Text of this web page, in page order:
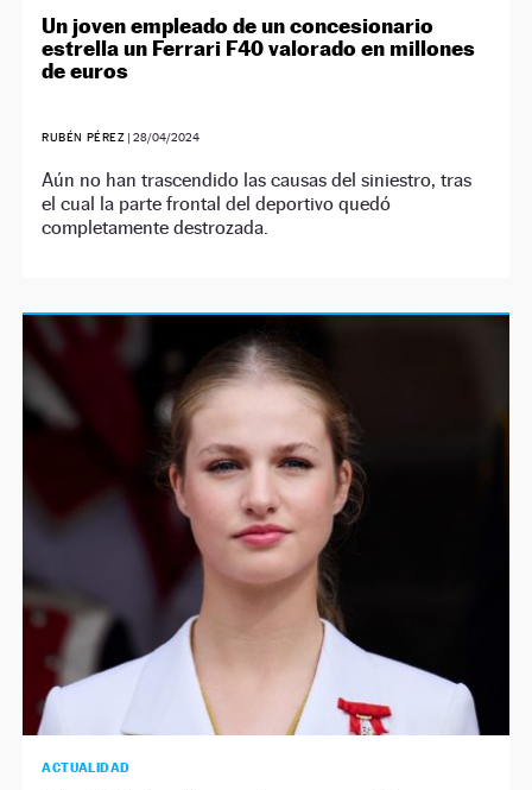
Un joven empleado de un concesionario
estrella un Ferrari F40 valorado en millones
de euros
RUBÉN PÉREZ |28/04/2024
Aún no han trascendido las causas del siniestro, tras
el cual la parte frontal del deportivo quedó
completamente destrozada.
ACTUALIDAD